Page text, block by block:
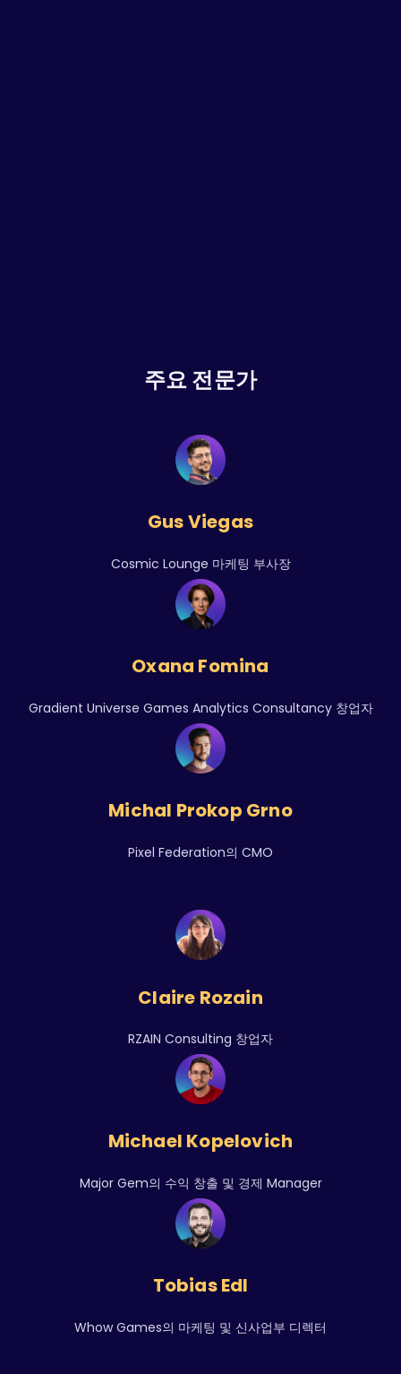
주요 전문가
Gus Viegas
Cosmic Lounge 마케팅 부사장
Oxana Fomina
Gradient Universe Games Analytics Consultancy 창업자
Michal Prokop Grno
Pixel Federation의 CMO
Claire Rozain
RZAIN Consulting 창업자
Michael Kopelovich
Major Gem의 수익 창출 및 경제 Manager
Tobias Edl
Whow Games의 마케팅 및 신사업부 디렉터